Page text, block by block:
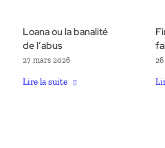
Loana ou la banalité
de l’abus
27 mars 2026
Lire la suite